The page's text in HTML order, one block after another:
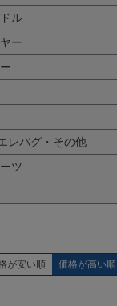
ル
ー
レバグ・その他
ツ
が安い順 価格が高い順